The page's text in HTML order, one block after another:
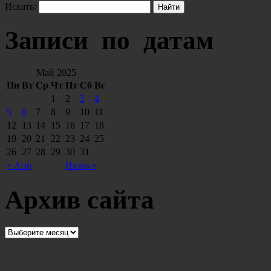
Искать:
Записи по датам
Май 2025
Пн Вт Ср Чт Пт Сб Вс
« Апр Июнь »
1 2 3
4
5
6 7 8 9 10
11
12
13 14 15 16 17 18
19
20 21 22 23 24 25
26 27 28 29 30 31
Архив сайта